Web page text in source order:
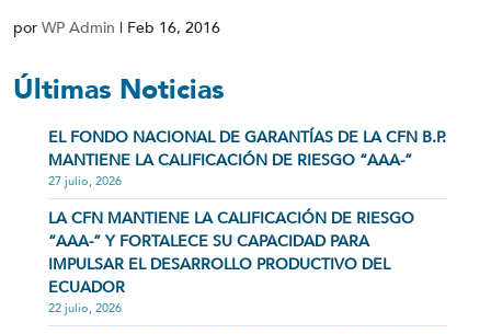
por WP Admin | Feb 16, 2016
Últimas Noticias
EL FONDO NACIONAL DE GARANTÍAS DE LA CFN B.P.
MANTIENE LA CALIFICACIÓN DE RIESGO “AAA-”
27 julio, 2026
LA CFN MANTIENE LA CALIFICACIÓN DE RIESGO
“AAA-” Y FORTALECE SU CAPACIDAD PARA
IMPULSAR EL DESARROLLO PRODUCTIVO DEL
ECUADOR
22 julio, 2026